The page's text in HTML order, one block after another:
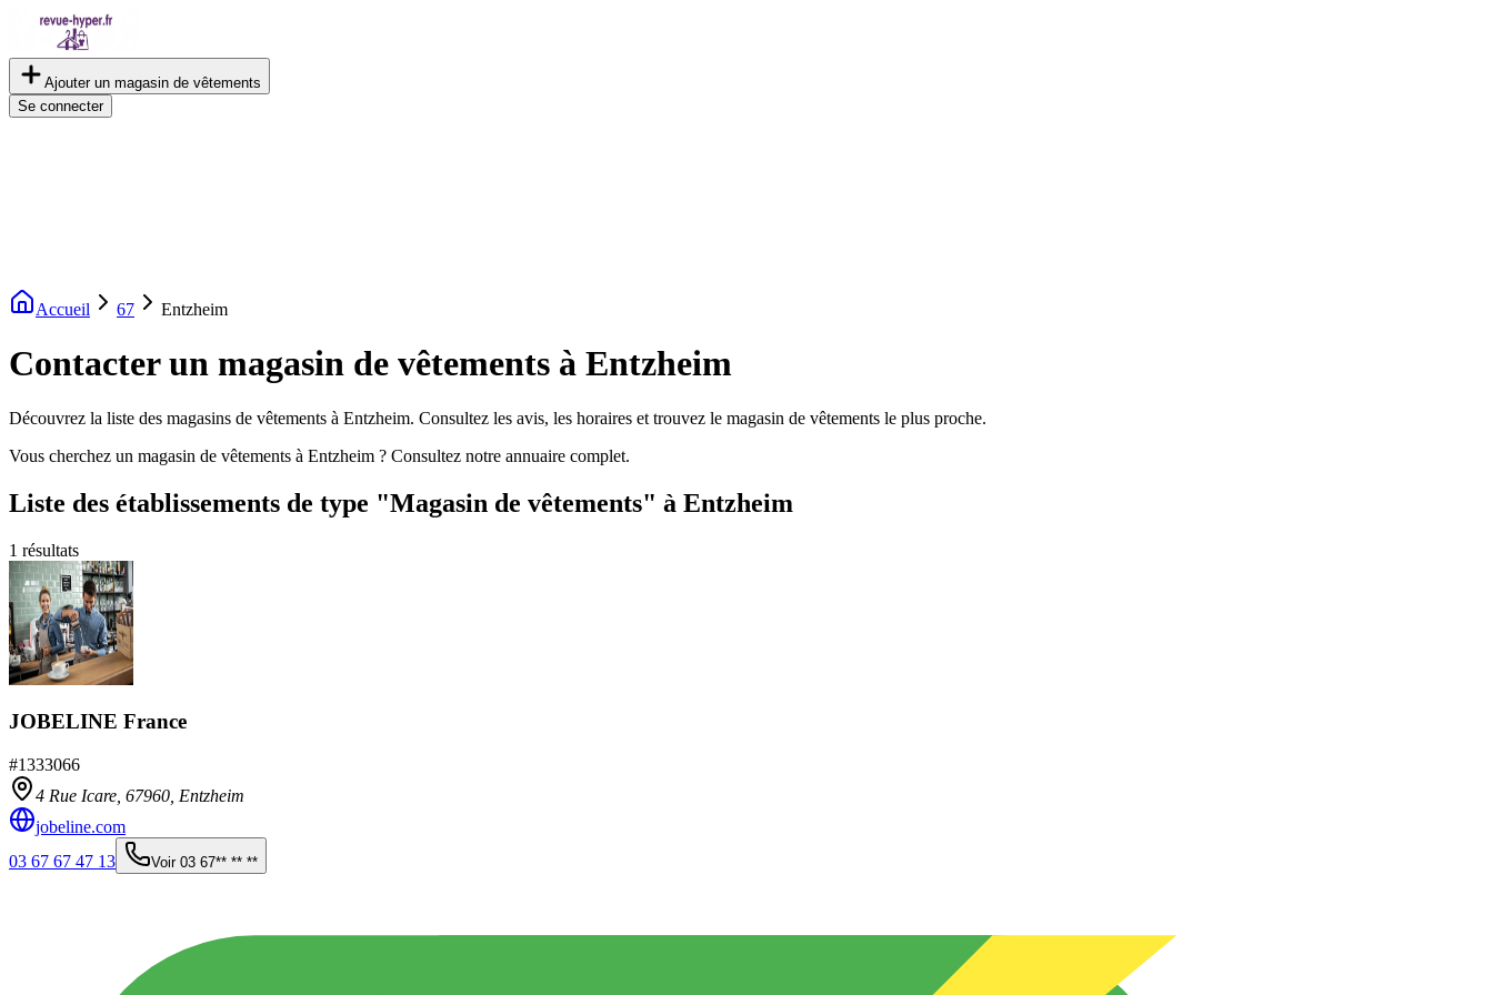
Ajouter un magasin de vêtements
Se connecter
Accueil 67 Entzheim
Contacter un magasin de vêtements à Entzheim
Découvrez la liste des magasins de vêtements à Entzheim. Consultez les avis, les horaires et trouvez le magasin de vêtements le plus proche.
Vous cherchez un magasin de vêtements à Entzheim ? Consultez notre annuaire complet.
Liste des établissements de type "Magasin de vêtements" à Entzheim
1 résultats
JOBELINE France
#1333066
4 Rue Icare, 67960 Entzheim
jobeline.com
03 67 67 47 13
Voir 03 67** ** **